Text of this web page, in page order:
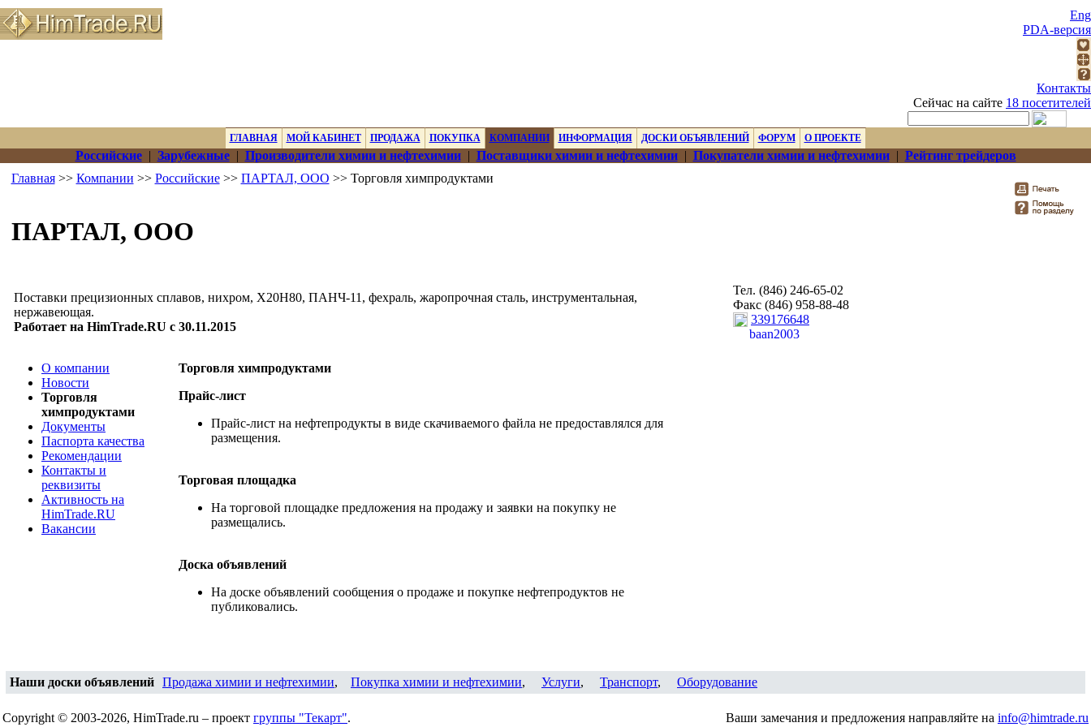
Eng
PDA-версия
Контакты
Сейчас на сайте 18 посетителей
ГЛАВНАЯ МОЙ КАБИНЕТ ПРОДАЖА ПОКУПКА КОМПАНИИ ИНФОРМАЦИЯ ДОСКИ ОБЪЯВЛЕНИЙ ФОРУМ О ПРОЕКТЕ
Российские| Зарубежные| Производители химии и нефтехимии| Поставщики химии и нефтехимии| Покупатели химии и нефтехимии| Рейтинг трейдеров
Главная>> Компании >> Российские>> ПАРТАЛ, ООО >> Торговля химпродуктами
ПАРТАЛ, ООО
Поставки прецизионных сплавов, нихром, Х20Н80, ПАНЧ-11, фехраль, жаропрочная сталь, инструментальная,
нержавеющая.
Работает на HimTrade.RU с 30.11.2015
Тел. (846) 246-65-02
Факс (846) 958-88-48
339176648
baan2003
О компании
Новости
Торговля
химпродуктами
Документы
Паспорта качества
Рекомендации
Контакты и
реквизиты
Активность на
HimTrade.RU
Вакансии
Торговля химпродуктами
Прайс-лист
Прайс-лист на нефтепродукты в виде скачиваемого файла не предоставлялся для
размещения.
Торговая площадка
На торговой площадке предложения на продажу и заявки на покупку не
размещались.
Доска объявлений
На доске объявлений сообщения о продаже и покупке нефтепродуктов не
публиковались.
Наши доски объявлений Продажа химии и нефтехимии, Покупка химии и нефтехимии, Услуги, Транспорт, Оборудование
Copyright © 2003-2026, HimTrade.ru – проект группы "Текарт".
Ваши замечания и предложения направляйте на info@himtrade.ru